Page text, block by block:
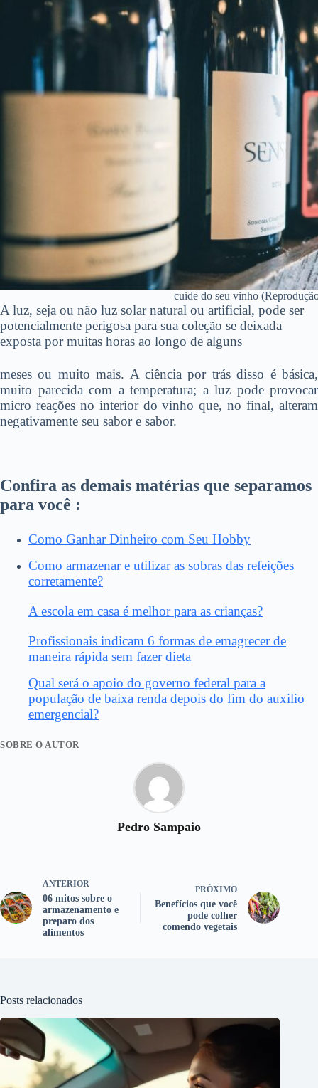
cuide do seu vinho
A luz, seja ou não luz solar natural ou artificial, pode ser
potencialmente perigosa para sua coleção se deixada
exposta por muitas horas ao longo de alguns
meses ou muito mais. A ciência por trás disso é básica,
muito parecida com a temperatura; a luz pode provocar
micro reações no interior do vinho que, no final, alteram
negativamente seu sabor e sabor.
Confira as demais matérias que separamos
para você :
Como Ganhar Dinheiro com Seu Hobby
Como armazenar e utilizar as sobras das refeições
corretamente?
A escola em casa é melhor para as crianças?
Profissionais indicam 6 formas de emagrecer de
maneira rápida sem fazer dieta
Qual será o apoio do governo federal para a
população de baixa renda depois do fim do auxilio
emergencial?
SOBRE O AUTOR
Pedro Sampaio
ANTERIOR
06 mitos sobre o
armazenamento e
preparo dos
alimentos
PRÓXIMO
Benefícios que você
pode colher
comendo vegetais
Posts relacionados